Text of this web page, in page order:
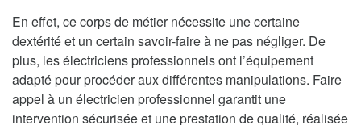
En effet, ce corps de métier nécessite une certaine
dextérité et un certain savoir-faire à ne pas négliger. De
plus, les électriciens professionnels ont l’équipement
adapté pour procéder aux différentes manipulations. Faire
appel à un électricien professionnel garantit une
intervention sécurisée et une prestation de qualité, réalisée